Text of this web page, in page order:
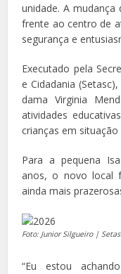
unidade. A
frente ao centro de
segurança e
Executado pela
e Cidadania
dama Virginia
atividades
crianças em
Para a pequena
anos, o novo local
ainda mais
Foto: Junior Silgueiro |
“Eu estou